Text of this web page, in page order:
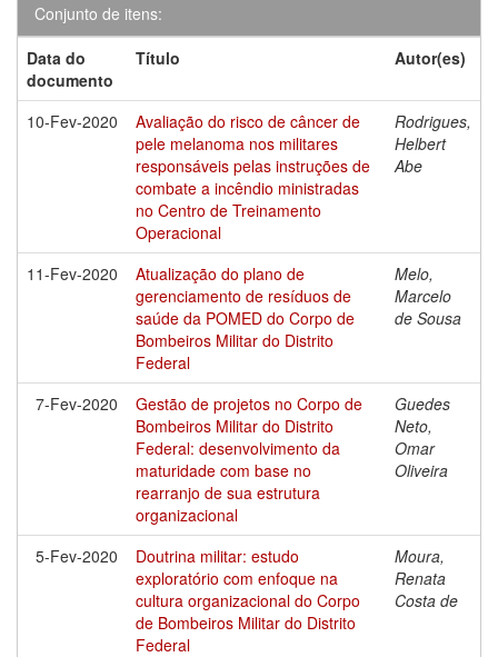
Conjunto de itens:
Data do
documento
Título Autor(es)
10-Fev-2020
Avaliação do risco de câncer de
pele melanoma nos militares
responsáveis pelas instruções de
combate a incêndio ministradas
no Centro de Treinamento
Operacional
Rodrigues,
Helbert
Abe
11-Fev-2020
Atualização do plano de
gerenciamento de resíduos de
saúde da POMED do Corpo de
Bombeiros Militar do Distrito
Federal
Melo,
Marcelo
de Sousa
7-Fev-2020
Gestão de projetos no Corpo de
Bombeiros Militar do Distrito
Federal: desenvolvimento da
maturidade com base no
rearranjo de sua estrutura
organizacional
Guedes
Neto,
Omar
Oliveira
5-Fev-2020
Doutrina militar: estudo
exploratório com enfoque na
cultura organizacional do Corpo
de Bombeiros Militar do Distrito
Federal
Moura,
Renata
Costa de